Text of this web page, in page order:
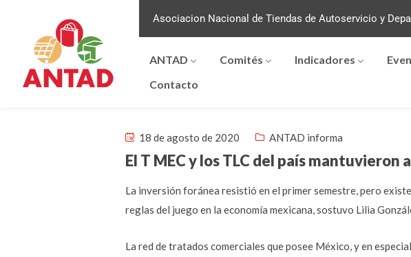
Asociacion Nacional de Tiendas de Autoservicio y
ANTAD Comités Indicadores
Contacto
18 de agosto de 2020 ANTAD informa
El T MEC y los TLC del país mantuvieron
La inversión foránea resistió en el primer semestre, pero
reglas del juego en la economía mexicana, sostuvo Lilia
La red de tratados comerciales que posee México, y en